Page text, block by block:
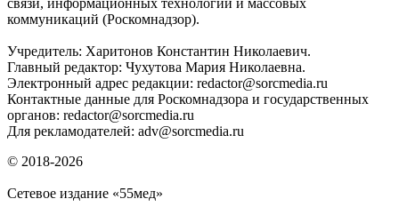
связи, информационных технологий и массовых
коммуникаций (Роскомнадзор).
Учредитель: Харитонов Константин Николаевич.
Главный редактор: Чухутова Мария Николаевна.
Электронный адрес редакции: redactor@sorcmedia.ru
Контактные данные для Роскомнадзора и государственных
органов: redactor@sorcmedia.ru
Для рекламодателей: adv@sorcmedia.ru
© 2018-2026
Сетевое издание «55мед»